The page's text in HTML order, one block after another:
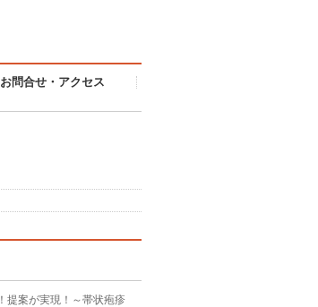
お問合せ・アクセス
提案が実現！～帯状疱疹